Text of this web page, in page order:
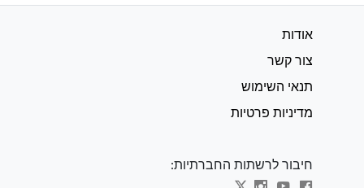
אודות
צור קשר
תנאי השימוש
מדיניות פרטיות
חיבור לרשתות החברתיות: